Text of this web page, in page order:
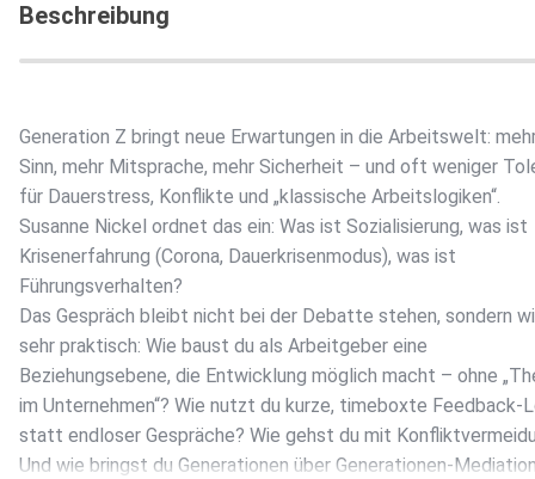
Beschreibung
Generation Z bringt neue Erwartungen in die Arbeitswelt:
Sinn, mehr Mitsprache, mehr Sicherheit – und oft weniger
für Dauerstress, Konflikte und „klassische Arbeitslogiken“.
Susanne Nickel ordnet das ein: Was ist Sozialisierung, was ist
Krisenerfahrung (Corona, Dauerkrisenmodus), was ist
Führungsverhalten?
Das Gespräch bleibt nicht bei der Debatte stehen, sondern
sehr praktisch: Wie baust du als Arbeitgeber eine
Beziehungsebene, die Entwicklung möglich macht – ohne
im Unternehmen“? Wie nutzt du kurze, timeboxte Feedback-
statt endloser Gespräche? Wie gehst du mit
Und wie bringst du Generationen über Generationen-